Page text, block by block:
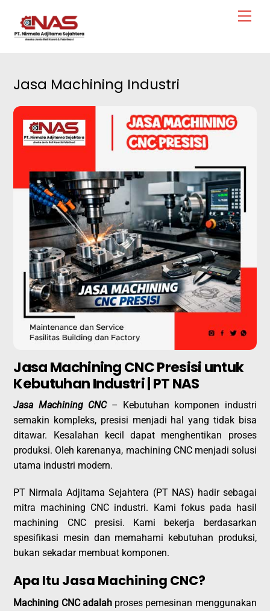
content
Jasa Machining Industri
Jasa Machining CNC Presisi untuk
Kebutuhan Industri | PT NAS
Jasa Machining CNC – Kebutuhan komponen industri
semakin kompleks, presisi menjadi hal yang tidak bisa
ditawar. Kesalahan kecil dapat menghentikan proses
produksi. Oleh karenanya, machining CNC menjadi solusi
utama industri modern.
PT Nirmala Adjitama Sejahtera (PT NAS) hadir sebagai
mitra machining CNC industri. Kami fokus pada hasil
machining CNC presisi. Kami bekerja berdasarkan
spesifikasi mesin dan memahami kebutuhan produksi,
bukan sekadar membuat komponen.
Apa Itu Jasa Machining CNC?
Machining CNC adalahproses pemesinan menggunakan